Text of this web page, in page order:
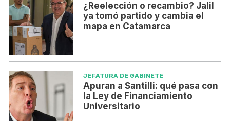
¿Reelección o recambio? Jalil
ya tomó partido y cambia el
mapa en Catamarca
JEFATURA DE GABINETE
Apuran a Santilli: qué pasa con
la Ley de Financiamiento
Universitario